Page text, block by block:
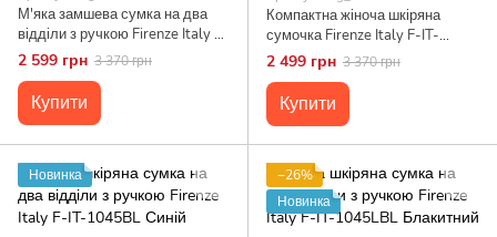
М'яка замшева сумка на два
відділи з ручкою Firenze Italy F-
IT-1045BO-Y Бордовий
2 599 грн 3 370 грн
Купити
Компактна жіноча шкіряна
сумочка Firenze Italy F-IT-
9804DB Коричневий
2 499 грн 3 370 грн
Купити
Новинка
−26%
Новинка